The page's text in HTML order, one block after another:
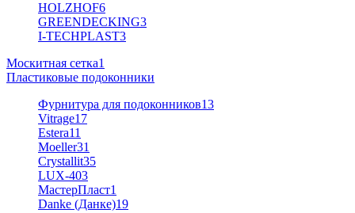
HOLZHOF6
GREENDECKING3
I-TECHPLAST3
Москитная сетка1
Пластиковые подоконники
Фурнитура для подоконников13
Vitrage17
Estera11
Moeller31
Crystallit35
LUX-403
МастерПласт1
Danke (Данке)19